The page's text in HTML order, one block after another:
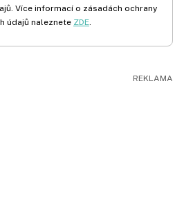
Více informací o zásadách ochrany
údajů naleznete ZDE.